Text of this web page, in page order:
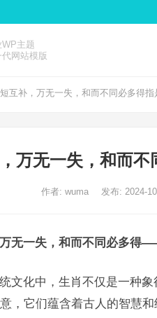
WP主题
代网站模版
互补，万无一失，和而不同必多得
万无一失，和而
作者: wuma 发布: 2024-
无一失，和而不同必多得
文化中，生肖不仅是一种
，它们蕴含着古人的智慧